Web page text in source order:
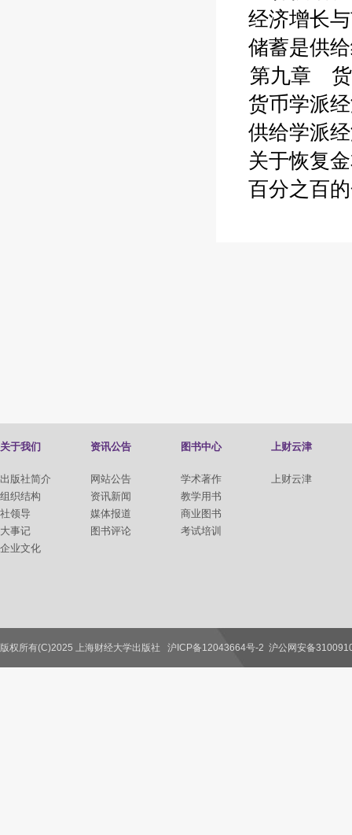
经济增长与
储蓄是供给
第九章 货
货币学派经
供给学派经
关于恢复金
百分之百的
关于我们
出版社简介
组织结构
社领导
大事记
企业文化
资讯公告
网站公告
资讯新闻
媒体报道
图书评论
图书中心
学术著作
教学用书
商业图书
考试培训
上财云津
上财云津
联系我们
版权所有(C)2025 上海财经大学出版社 沪ICP备12043664号-2 沪公网安备